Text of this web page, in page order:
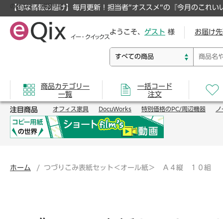
【旬な情報お届け】毎月更新！担当者”オススメ”の『今月のこれい
のオフィス通販サイト
ようこそ、 ゲスト 様 お届け
商品カテゴリー
一覧
一括コード
注文
注目商品 オフィス家具 DocuWorks 特別価格のPC/周辺機器 ノ
ホーム つづりこみ表紙セット＜オール紙＞ Ａ４縦 １０組